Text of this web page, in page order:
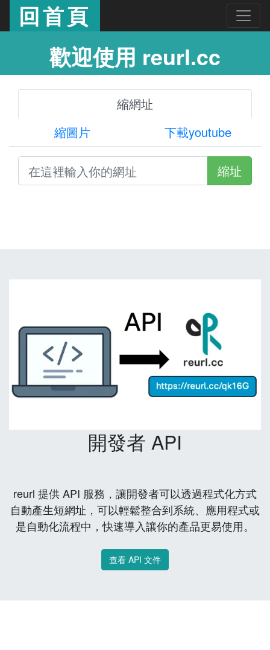
回首頁
歡迎使用 reurl.cc
縮網址
縮圖片
下載youtube
縮址
開發者 API
reurl 提供 API 服務，讓開發者可以透過程式化方式
自動產生短網址，可以輕鬆整合到系統、應用程式或
是自動化流程中，快速導入讓你的產品更易使用。
查看 API 文件